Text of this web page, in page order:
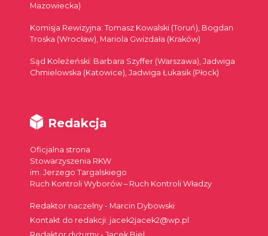
Mazowiecka)
Komisja Rewizyjna: Tomasz Kowalski (Toruń), Bogdan
Troska (Wrocław), Mariola Gwizdała (Kraków)
Sąd Koleżeński: Barbara Szyffer (Warszawa), Jadwiga
Chmielowska (Katowice), Jadwiga Łukasik (Płock)
Redakcja
Oficjalna strona
Stowarzyszenia RKW
im. Jerzego Targalskiego
Ruch Kontroli Wyborów – Ruch Kontroli Władzy
Redaktor naczelny - Marcin Dybowski
Kontakt do redakcji: jacek2jacek2@wp.pl